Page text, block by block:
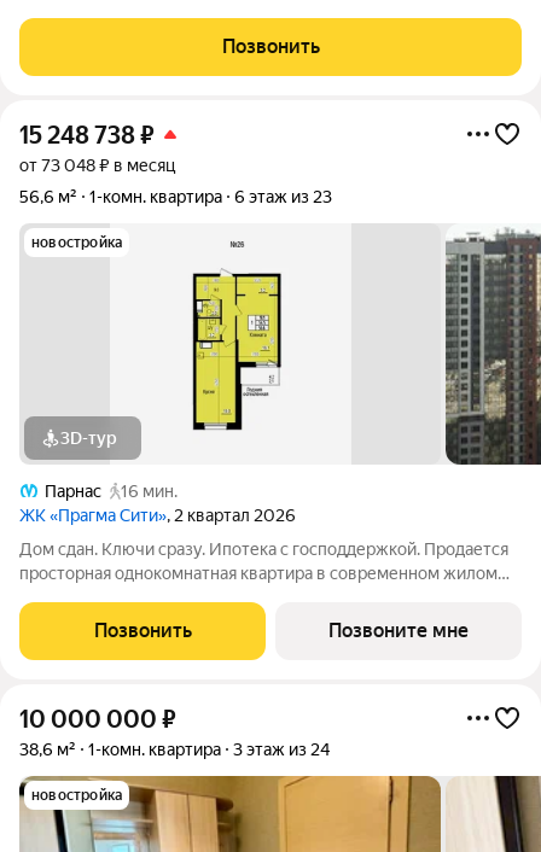
в 5.54 м выходит во двор и нет уличного шума. Просторная
комната 16. 3 м позволяет Вам
Позвонить
15 248 738₽
от 73 048 ₽ в месяц
56,6 м²
1-комн. квартира 6 этаж из 23
новостройка
3D-тур
Парнас
16 мин.
ЖК «Прагма Сити», 2 квартал 2026
Дом сдан. Ключи сразу. Ипотека с господдержкой. Продается
просторная однокомнатная квартира в современном жилом
можно заказать у застройщика. Общая площадь квартиры 54.5
Позвонить Позвоните мне
10 000 000 ₽
38,6 м² 1-комн. квартира 3 этаж из 24
новостройка